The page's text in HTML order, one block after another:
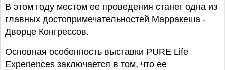
В этом году местом ее проведения станет одна из
главных достопримечательностей Марракеша -
Дворце Конгрессов.
Основная особенность выставки PURE Life
Experiences заключается в том, что ее